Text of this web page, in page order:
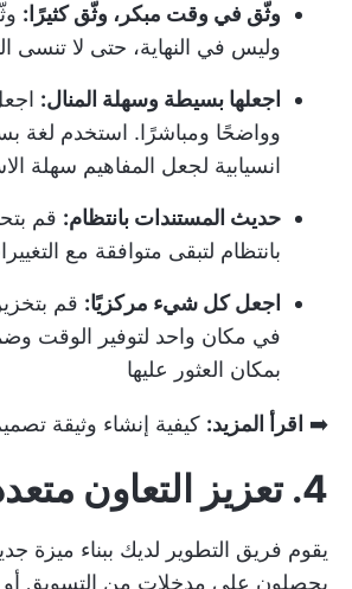
وثّق في وقت مبكر، وثّق كثيرًا:
وليس في النهاية، حتى لا تنسى
اجعلها بسيطة وسهلة المنال:
وواضحًا ومباشرًا. استخدم
انسيابية لجعل المفاهيم سهلة
حديث المستندات بانتظام: قم
بانتظام لتبقى متوافقة مع
اجعل كل شيء مركزيًا: قم
في مكان واحد لتوفير الوقت
بمكان العثور عليها
➡️ اقرأ المزيد: كيفية إنشاء وثيقة
4. تعزيز التعاون متعدد الوظائف
يقوم فريق التطوير لديك ببناء ميزة
يحصلون على مدخلات من التسويق أو